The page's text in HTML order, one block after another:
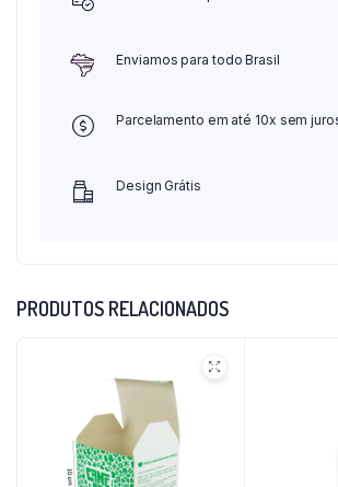
Enviamos para todo Brasil
Parcelamento em até 10x sem
Design Grátis
PRODUTOS RELACIONADOS